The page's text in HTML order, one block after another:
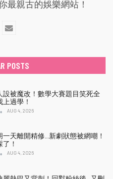
最親古的娛樂網站！
POSTS
設被魔改！數學大賽題目笑死全
過學！
AUG 4, 2026
一天離開精修…新劇狀態被網嘲！
！
AUG 4, 2026